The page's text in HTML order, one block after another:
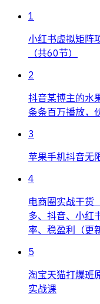
1
小红书虚拟矩阵
（共60节）
2
抖音某博主的水
条条百万播放，
3
苹果手机抖音无
4
电商圈实战干货
多、抖音、小红
率、稳盈利（更
5
淘宝天猫打爆班
实战课